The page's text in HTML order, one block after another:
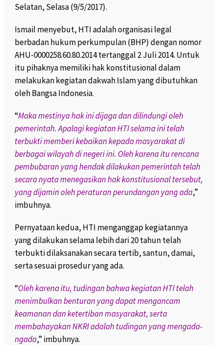
Selatan, Selasa (9/5/2017).
Ismail menyebut, HTI adalah organisasi legal
berbadan hukum perkumpulan (BHP) dengan nomor
AHU-0000258.60.80.2014 tertanggal 2 Juli 2014. Untuk
itu pihaknya memiliki hak konstitusional dalam
melakukan kegiatan dakwah Islam yang dibutuhkan
oleh Bangsa Indonesia.
“Maka mestinya hak ini dijaga dan dilindungi oleh
pemerintah. Apalagi kegiatan HTI selama ini telah
terbukti memberi kebaikan kepada masyarakat di
berbagai wilayah di negeri ini. Oleh karena itu rencana
pembubaran yang hendak dilakukan pemerintah telah
secara nyata menegasikan hak konstitusional tersebut,
yang dijamin oleh peraturan perundangan yang ada,”
imbuhnya.
Pernyataan kedua, HTI menganggap kegiatannya
yang dilakukan selama lebih dari 20 tahun telah
terbukti dilaksanakan secara tertib, santun, damai,
serta sesuai prosedur yang ada.
“Oleh karena itu, tudingan bahwa kegiatan HTI telah
menimbulkan benturan yang dapat mengancam
keamanan dan ketertiban masyarakat, serta
membahayakan NKRI adalah tudingan yang mengada-
ngada,” imbuhnya.